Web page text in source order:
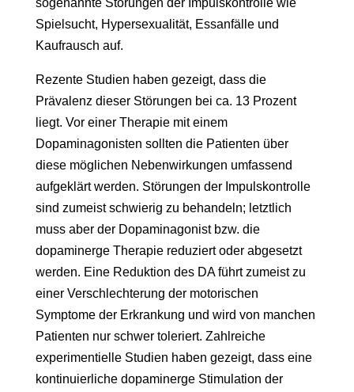
Spielsucht, Hypersexualität, Essanfälle und
Kaufrausch auf.
Rezente Studien haben gezeigt, dass die
Prävalenz dieser Störungen bei ca. 13 Prozent
liegt. Vor einer Therapie mit einem
Dopaminagonisten sollten die Patienten über
diese möglichen Nebenwirkungen umfassend
aufgeklärt werden. Störungen der Impulskontrolle
sind zumeist schwierig zu behandeln; letztlich
muss aber der Dopaminagonist bzw. die
dopaminerge Therapie reduziert oder abgesetzt
werden. Eine Reduktion des DA führt zumeist zu
einer Verschlechterung der motorischen
Symptome der Erkrankung und wird von manchen
Patienten nur schwer toleriert. Zahlreiche
experimentielle Studien haben gezeigt, dass eine
kontinuierliche dopaminerge Stimulation der